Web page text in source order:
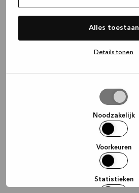
Alles toestaan
Details tonen
Noodzakelijk
Voorkeuren
Statistieken